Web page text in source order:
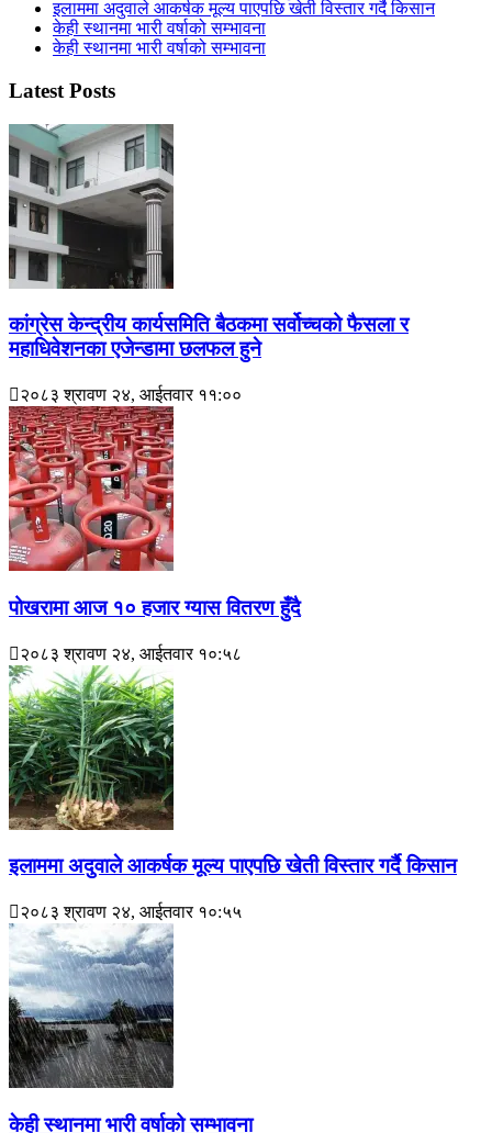
इलाममा अदुवाले आकर्षक मूल्य पाएपछि खेती विस्तार गर्दै किसान
केही स्थानमा भारी वर्षाको सम्भावना
केही स्थानमा भारी वर्षाको सम्भावना
Latest Posts
कांग्रेस केन्द्रीय कार्यसमिति बैठकमा सर्वोच्चको फैसला र
महाधिवेशनका एजेन्डामा छलफल हुने
२०८३ श्रावण २४, आईतवार ११:००
पोखरामा आज १० हजार ग्यास वितरण हुँदै
२०८३ श्रावण २४, आईतवार १०:५८
इलाममा अदुवाले आकर्षक मूल्य पाएपछि खेती विस्तार गर्दै किसान
२०८३ श्रावण २४, आईतवार १०:५५
केही स्थानमा भारी वर्षाको सम्भावना